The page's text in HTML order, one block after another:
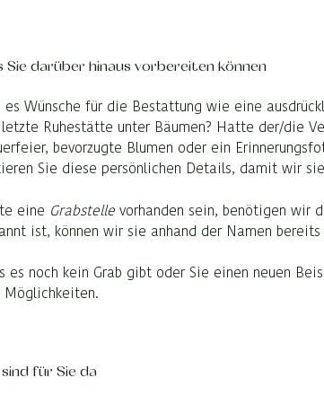
Sie darüber hinaus vorbereiten können
es Wünsche für die Bestattung wie eine
Ruhestätte unter Bäumen? Hatte der/die
bevorzugte Blumen oder ein
Sie diese persönlichen Details, damit wir
eine Grabstelle vorhanden sein, benötigen wir
ist, können wir sie anhand der Namen
es noch kein Grab gibt oder Sie einen neuen
Möglichkeiten.
für Sie da